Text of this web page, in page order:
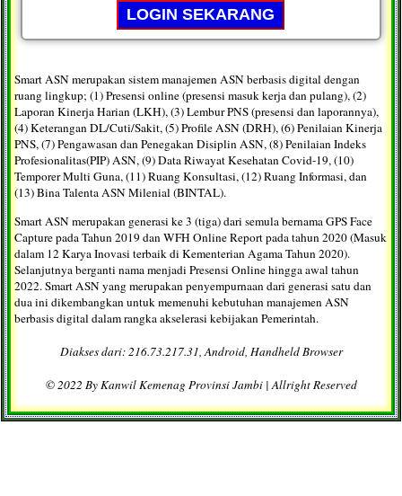
Smart ASN merupakan sistem manajemen ASN berbasis digital dengan
ruang lingkup; (1) Presensi online (presensi masuk kerja dan pulang), (2)
Laporan Kinerja Harian (LKH), (3) Lembur PNS (presensi dan laporannya),
(4) Keterangan DL/Cuti/Sakit, (5) Profile ASN (DRH), (6) Penilaian Kinerja
PNS, (7) Pengawasan dan Penegakan Disiplin ASN, (8) Penilaian Indeks
Profesionalitas(PIP) ASN, (9) Data Riwayat Kesehatan Covid-19, (10)
Temporer Multi Guna, (11) Ruang Konsultasi, (12) Ruang Informasi, dan
(13) Bina Talenta ASN Milenial (BINTAL).
Smart ASN merupakan generasi ke 3 (tiga) dari semula bernama GPS Face
Capture pada Tahun 2019 dan WFH Online Report pada tahun 2020 (Masuk
dalam 12 Karya Inovasi terbaik di Kementerian Agama Tahun 2020).
Selanjutnya berganti nama menjadi Presensi Online hingga awal tahun
2022. Smart ASN yang merupakan penyempurnaan dari generasi satu dan
dua ini dikembangkan untuk memenuhi kebutuhan manajemen ASN
berbasis digital dalam rangka akselerasi kebijakan Pemerintah.
Diakses dari: 216.73.217.31, Android, Handheld Browser
© 2022 By Kanwil Kemenag Provinsi Jambi | Allright Reserved